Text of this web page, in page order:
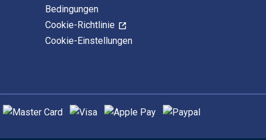
Bedingungen
Cookie-Richtlinie
Cookie-Einstellungen
Unterstützte Zahlungsmethoden